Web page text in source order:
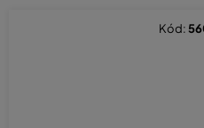
Kód: